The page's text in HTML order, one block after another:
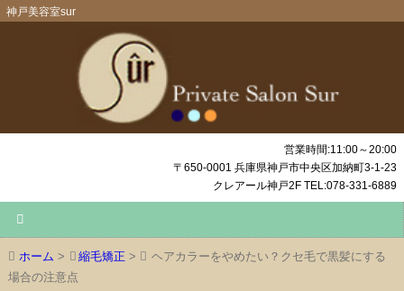
神戸美容室sur
営業時間:11:00～20:00
〒650-0001 兵庫県神戸市中央区加納町3-1-23
クレアール神戸2F TEL:078-331-6889
ホーム > 縮毛矯正 >
ヘアカラーをやめたい？クセ毛で黒髪にする
場合の注意点